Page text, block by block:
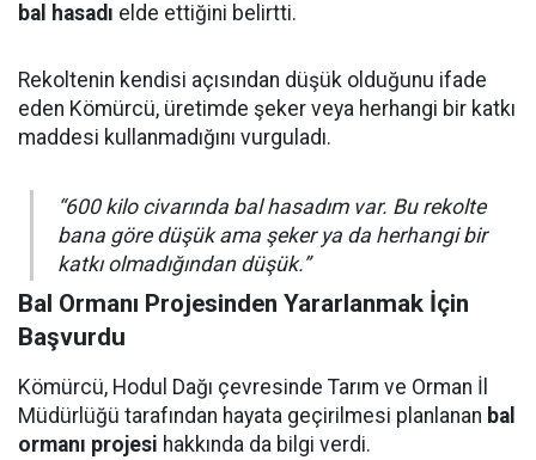
bal hasadı elde ettiğini belirtti.
Rekoltenin kendisi açısından düşük olduğunu ifade
eden Kömürcü, üretimde şeker veya herhangi bir katkı
maddesi kullanmadığını vurguladı.
“600 kilo civarında bal hasadım var. Bu rekolte
bana göre düşük ama şeker ya da herhangi bir
katkı olmadığından düşük.”
Bal Ormanı Projesinden Yararlanmak İçin
Başvurdu
Kömürcü, Hodul Dağı çevresinde Tarım ve Orman İl
Müdürlüğü tarafından hayata geçirilmesi planlanan bal
ormanı projesi hakkında da bilgi verdi.